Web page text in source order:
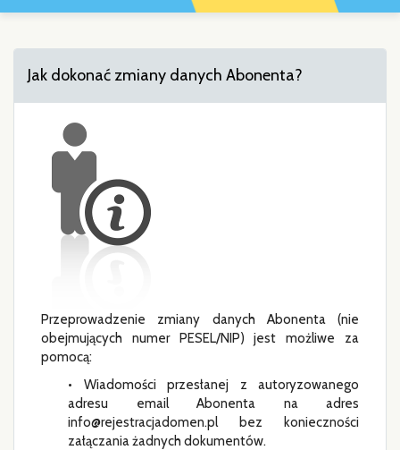
Jak dokonać zmiany danych Abonenta?
Przeprowadzenie zmiany danych Abonenta (nie
obejmujących numer PESEL/NIP) jest możliwe za
pomocą:
• Wiadomości przesłanej z autoryzowanego
adresu email Abonenta na adres
info@rejestracjadomen.pl bez konieczności
załączania żadnych dokumentów.